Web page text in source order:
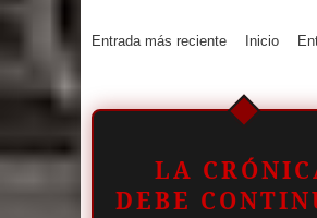
Entrada más reciente Inicio
LA
DEBE